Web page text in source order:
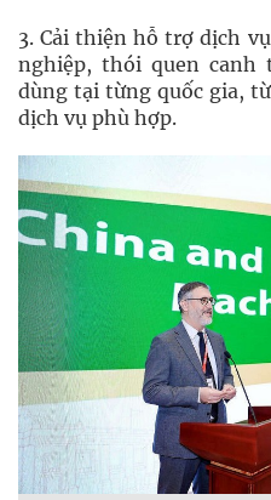
3. Cải thiện hỗ trợ dịch
nghiệp, thói quen canh
dùng tại từng quốc gia,
dịch vụ phù hợp.